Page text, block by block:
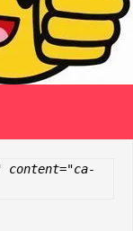
content="ca-